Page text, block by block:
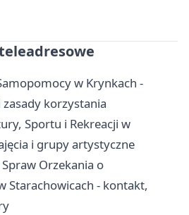
w Krynkach -
korzystania
Sportu i Rekreacji w
i grupy artystyczne
Orzekania o
Starachowicach - kontakt,